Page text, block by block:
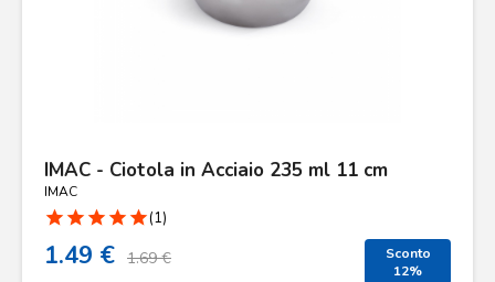
IMAC - Ciotola in Acciaio 235 ml 11 cm
IMAC
star star star star star(1)
1.49 € 1.69 €
Sconto
12%